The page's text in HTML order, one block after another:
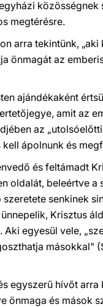
megtérésre.
arra tekintünk,
önmagát az
ajándékaként
amit az
az
ápolnunk és
és feltámadt
beleértve a
senkinek
Krisztus
egyesül vele,
másokkal"
egyszerű hívőt
önmaga és mások